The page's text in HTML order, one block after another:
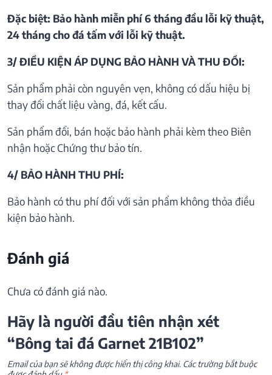
Đặc biệt: Bảo hành miễn phí 6 tháng đầu lỗi kỹ thuật,
24 tháng cho đá tấm với lỗi kỹ thuật.
3/ ĐIỀU KIỆN ÁP DỤNG BẢO HÀNH VÀ THU ĐỒI:
Sản phẩm phải còn nguyên vẹn, không có dấu hiệu bị
thay đổi chất liệu vàng, đá, kết cấu.
Sản phẩm đổi, bán hoặc bảo hành phải kèm theo Biên
nhận hoặc Chứng thư bảo tín.
4/ BẢO HÀNH THU PHÍ:
Bảo hành có thu phí đối với sản phẩm không thỏa điều
kiện bảo hành.
Đánh giá
Chưa có đánh giá nào.
Hãy là người đầu tiên nhận xét
“Bông tai đá Garnet 21B102”
Email của bạn sẽ không được hiển thị công khai. Các trường bắt buộc